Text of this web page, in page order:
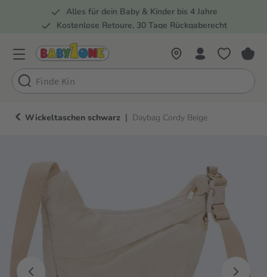
Zur Hauptnavigation springen
Alles für dein Baby & Kinder bis 4 Jahre
Kostenlose Retoure, 30 Tage Rückgaberecht
Wickeltaschen schwarz | Daybag Cordy Beige